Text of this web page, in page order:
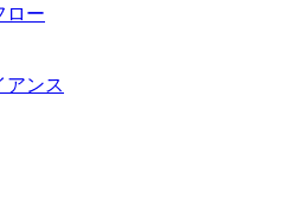
ロー
アンス